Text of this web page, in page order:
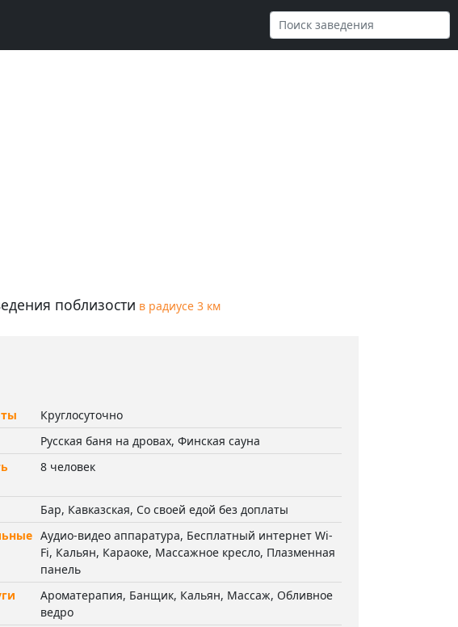
поблизости в радиусе 3 км
Круглосуточно
Русская баня на дровах, Финская сауна
8 человек
Бар, Кавказская, Со своей едой без доплаты
Аудио-видео аппаратура, Бесплатный интернет Wi-
Fi, Кальян, Караоке, Массажное кресло, Плазменная
панель
Ароматерапия, Банщик, Кальян, Массаж, Обливное
ведро